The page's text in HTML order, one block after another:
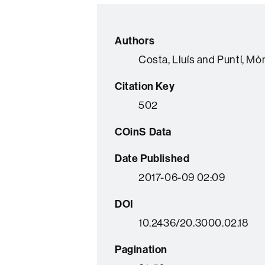
Authors
Costa, Lluís and Puntí,
Citation Key
502
COinS Data
Date Published
2017-06-09 02:09
DOI
10.2436/20.3000.02.18
Pagination